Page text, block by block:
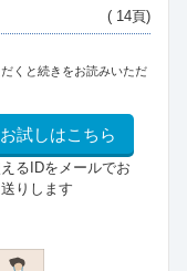
( 14頁)
くと続きをお読みいただ
試しはこちら
るIDをメールでお
送りします